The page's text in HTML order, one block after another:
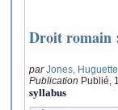
Droit romain
parJones, Huguette
Publication Publié,
syllabus